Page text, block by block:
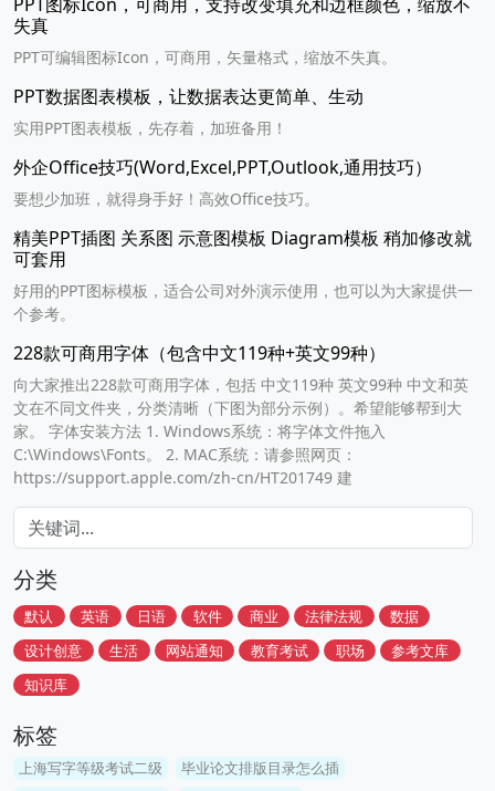
失真
PPT可编辑图标Icon，可商用，矢量格式，缩放不失真。
PPT数据图表模板，让数据表达更简单、生动
实用PPT图表模板，先存着，加班备用！
外企Office技巧(Word,Excel,PPT,Outlook,通用技巧）
要想少加班，就得身手好！高效Office技巧。
精美PPT插图 关系图 示意图模板 Diagram模板 稍加修改就
可套用
好用的PPT图标模板，适合公司对外演示使用，也可以为大家提供一
个参考。
228款可商用字体（包含中文119种+英文99种）
向大家推出228款可商用字体，包括 中文119种 英文99种 中文和英
文在不同文件夹，分类清晰（下图为部分示例）。希望能够帮到大
家。 字体安装方法 1. Windows系统：将字体文件拖入
C:\Windows\Fonts。 2. MAC系统：请参照网页：
https://support.apple.com/zh-cn/HT201749 建
分类
默认 英语 日语 软件 商业 法律法规
数据
设计创意
生活 网站通知 教育考试 职场
参考文库
知识库
标签
上海写字等级考试二级
毕业论文排版目录怎么插